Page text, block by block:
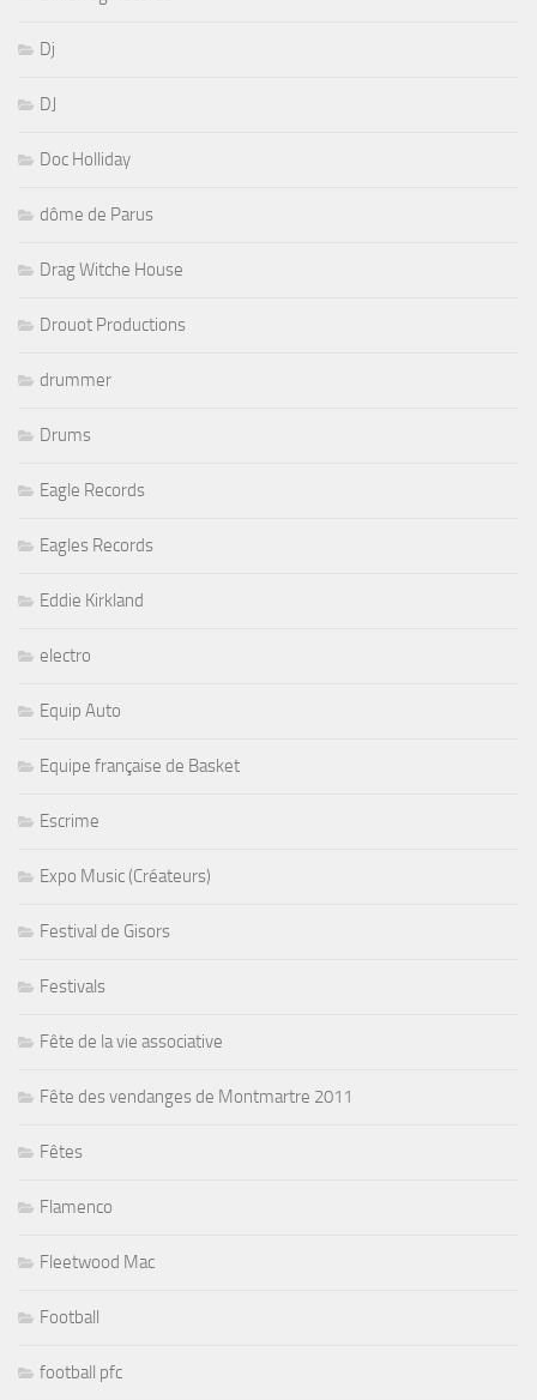
Dj
DJ
Doc Holliday
dôme de Parus
Drag Witche House
Drouot Productions
drummer
Drums
Eagle Records
Eagles Records
Eddie Kirkland
electro
Equip Auto
Equipe française de Basket
Escrime
Expo Music (Créateurs)
Festival de Gisors
Festivals
Fête de la vie associative
Fête des vendanges de Montmartre 2011
Fêtes
Flamenco
Fleetwood Mac
Football
football pfc